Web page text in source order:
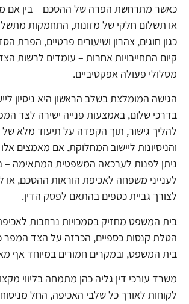
כאשר מתרחשת הפרה של ההסכם – בין אם
או תשלום חלקי של מזונות, התחמקות
כגון חוגים, צהרון ושיעורים פרטיים, הפרת
קיום התחייבויות אחרות – עומדים לרשות
מסלולי פעולה אפקטיביים.
הגישה המומלצת בשלב הראשון היא ניסיון
בדרכי שלום, באמצעות פנייה ישירה לצד
להליך גישור, תוך הקפדה על תיעוד מלא של
והניסיונות ליישוב המחלוקת. אם מאמצים
ניתן לפנות לערכאה המשפטית המתאימה
לענייני משפחה לאכיפת הוראות ההסכם, או
לצורך גביית כספים בהתאם לפסק הדין.
בית המשפט מחזיק בסמכויות נרחבות
הטלת קנסות כספיים, הכרזה על הצד המפר
בית המשפט, ובמקרים חמורים במיוחד אף
משרד עורכי דין גליה כהן מתמחה בליווי
לקוחות לאורך כל שלבי האכיפה, החל